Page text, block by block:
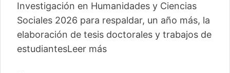
Investigación en Humanidades y Ciencias
Sociales 2026 para respaldar, un año más, la
elaboración de tesis doctorales y trabajos de
estudiantesLeer más